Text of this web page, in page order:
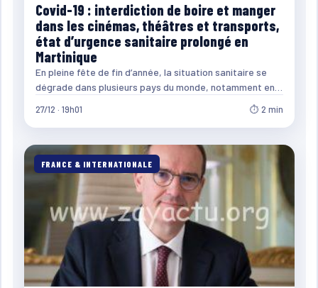
Covid-19 : interdiction de boire et manger
dans les cinémas, théâtres et transports,
état d’urgence sanitaire prolongé en
Martinique
En pleine fête de fin d’année, la situation sanitaire se
dégrade dans plusieurs pays du monde, notamment en…
27/12 · 19h01 ⏱ 2 min
FRANCE & INTERNATIONALE